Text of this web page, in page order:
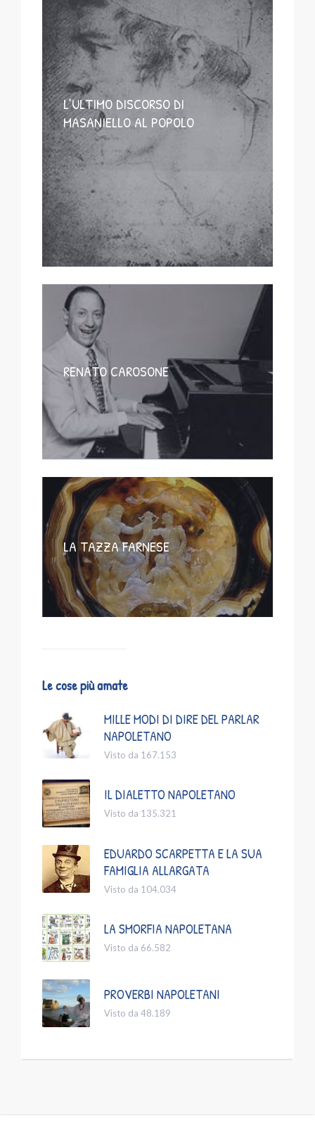
L’ULTIMO DISCORSO DI
MASANIELLO AL POPOLO
RENATO CAROSONE
LA TAZZA FARNESE
Le cose più amate
MILLE MODI DI DIRE DEL PARLAR
NAPOLETANO
Visto da 167.153
IL DIALETTO NAPOLETANO
Visto da 135.321
EDUARDO SCARPETTA E LA SUA
FAMIGLIA ALLARGATA
Visto da 104.034
LA SMORFIA NAPOLETANA
Visto da 66.582
PROVERBI NAPOLETANI
Visto da 48.189